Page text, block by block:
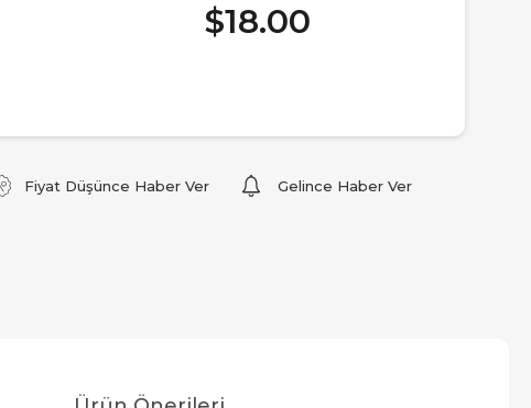
$18.00
Fiyat Düşünce Haber Ver Gelince Haber Ver